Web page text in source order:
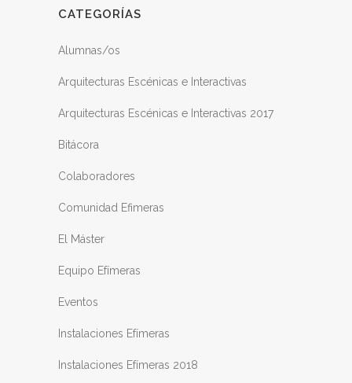
CATEGORÍAS
Alumnas/os
Arquitecturas Escénicas e Interactivas
Arquitecturas Escénicas e Interactivas 2017
Bitácora
Colaboradores
Comunidad Efimeras
El Máster
Equipo Efímeras
Eventos
Instalaciones Efímeras
Instalaciones Efímeras 2018